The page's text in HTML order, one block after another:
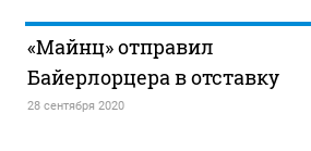
«Майнц» отправил
Байерлорцера в отставку
28 сентября 2020